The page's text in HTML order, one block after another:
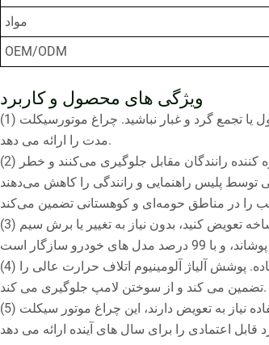
مواد
OEM/ODM
ویژگی های محصول و کاربرد
(1) اطمینان بخش و بادوام – دیگر نگران خرابی فن، صداهای غیرمعمول یا تجمع گرد و غبار نباشید. چراغ موتورسیکلت LED بدون فن Luxfighter هیچ نقصی را ارائه نمی دهد و عملکرد قابل اعتماد و دوام طولانی
مدت را ارائه می دهد.
(2) ایمنی بیشتر در شب: پرتوهای پایین بدون تابش خیره کننده عمل می کنند. نورهای بالا دید واضحی را در فواصل با زوایای پرتو تند فراهم می‌کنند، از تابش خیره کننده رانندگان مقابل جلوگیری می‌کنند و خطر
(4) بسیار ضد آب و با دوام، حفظ عملکرد پایدار حتی در شرایط بارانی یا باد. مقاوم در برابر نفوذ آب در هنگام باران، شستشوی خودرو یا استفاده در خارج از جاده. پوشش آلیاژ آلومینیوم اتلاف حرارت عالی را
تضمین می کند و از سوختن لامپ جلوگیری می کند.
(5) طول عمر بسیار طولانی: برخلاف لامپ های هالوژن معمولی که تنها پس از 500 ساعت استفاده نیاز به تعویض دارند، این چراغ موتور سیکلت LED تا 50000 ساعت با حداقل کاهش روشنایی در مدت زمان